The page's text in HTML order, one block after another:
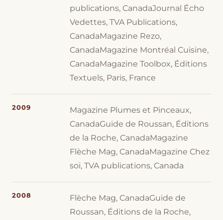
publications, CanadaJournal Écho
Vedettes, TVA Publications,
CanadaMagazine Rezo,
CanadaMagazine Montréal Cuisine,
CanadaMagazine Toolbox, Éditions
Textuels, Paris, France
2009
Magazine Plumes et Pinceaux,
CanadaGuide de Roussan, Éditions
de la Roche, CanadaMagazine
Flèche Mag, CanadaMagazine Chez
soi, TVA publications, Canada
2008
Flèche Mag, CanadaGuide de
Roussan, Éditions de la Roche,